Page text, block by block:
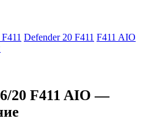
Defender 20 F411 F411 AIO
20 F411 AIO —